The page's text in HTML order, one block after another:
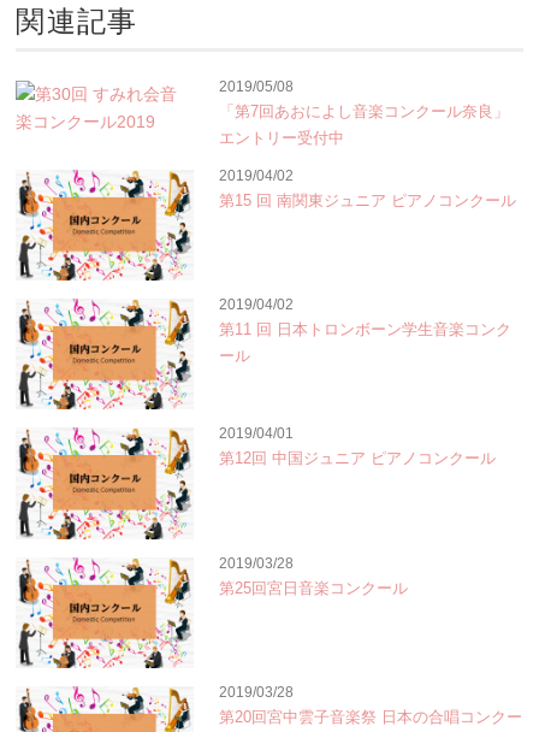
関連記事
2019/05/08
「第7回あおによし音楽コンクール奈良」
エントリー受付中
2019/04/02
第15 回 南関東ジュニア ピアノコンクール
2019/04/02
第11 回 日本トロンボーン学生音楽コンク
ール
2019/04/01
第12回 中国ジュニア ピアノコンクール
2019/03/28
第25回宮日音楽コンクール
2019/03/28
第20回宮中雲子音楽祭 日本の合唱コンクー